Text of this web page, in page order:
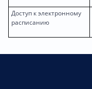
Доступ к электронному
расписанию